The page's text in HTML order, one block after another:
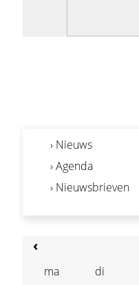
› Nieuws
› Agenda
› Nieuwsbrieven
‹
ma
di